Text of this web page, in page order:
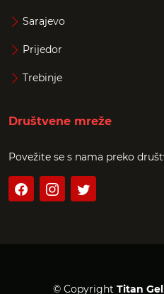
Sarajevo
Prijedor
Trebinje
Društvene mreže
Povežite se s nama preko
© Copyright Titan Gel